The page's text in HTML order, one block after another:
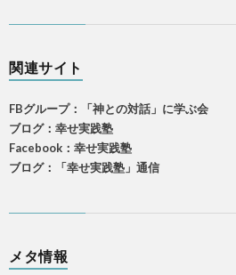
関連サイト
FBグループ：「神との対話」に学ぶ会
ブログ：幸せ実践塾
Facebook：幸せ実践塾
ブログ：「幸せ実践塾」通信
メタ情報